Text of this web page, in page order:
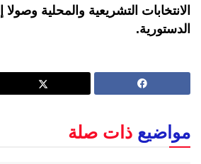
الانتخابات التشريعية والمحلية
الدستورية.
مواضيع ذات صلة